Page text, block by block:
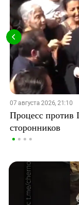
07 августа 2026, 21:10
Процесс против
сторонников